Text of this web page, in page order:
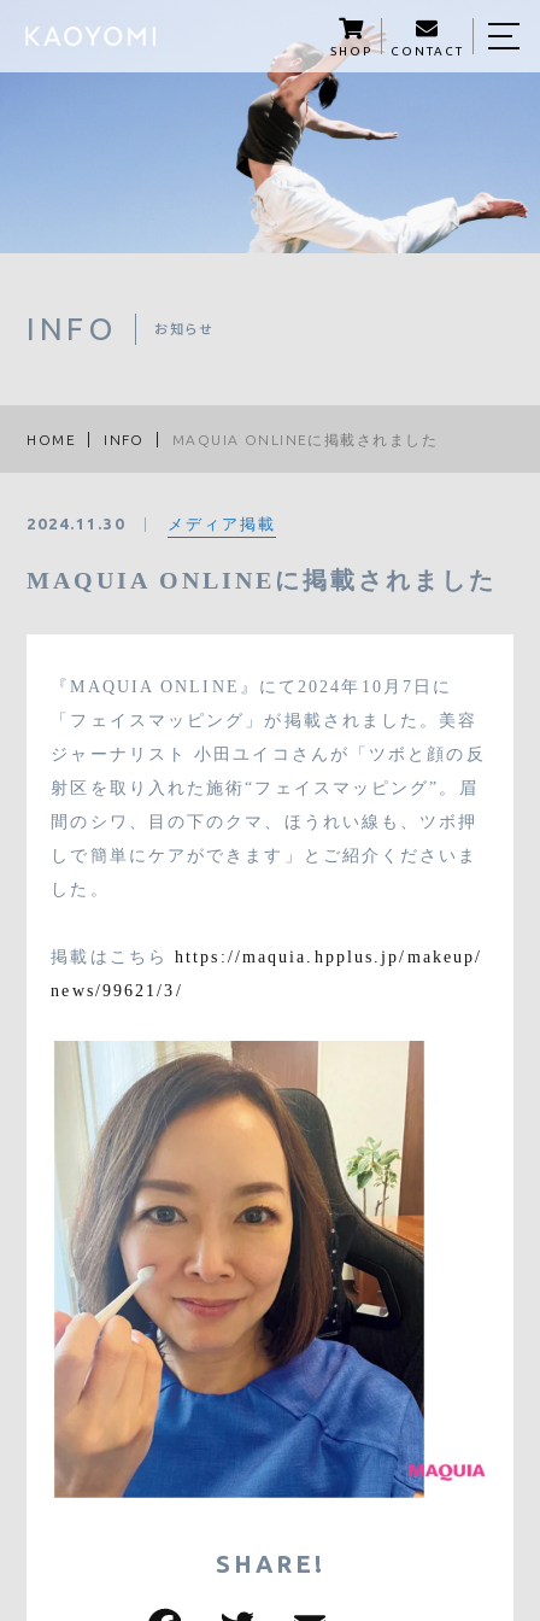
SHOP CONTACT
INFO お知らせ
HOME INFO MAQUIA ONLINEに掲載されました
2024.11.30 メディア掲載
MAQUIA ONLINEに掲載されました
『MAQUIA ONLINE』にて2024年10月7日に
「フェイスマッピング」が掲載されました。美容
ジャーナリスト 小田ユイコさんが「ツボと顔の反
射区を取り入れた施術“フェイスマッピング”。眉
間のシワ、目の下のクマ、ほうれい線も、ツボ押
しで簡単にケアができます」とご紹介くださいま
した。
掲載はこちらhttps://maquia.hpplus.jp/makeup/
news/99621/3/
SHARE!
HOME
KAOYOMIについて
商品紹介
KAOYOMI STORY
03-3796-8880
SHOP
CONTACT